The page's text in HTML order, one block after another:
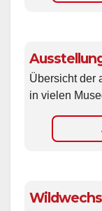
Übersicht der
in vielen